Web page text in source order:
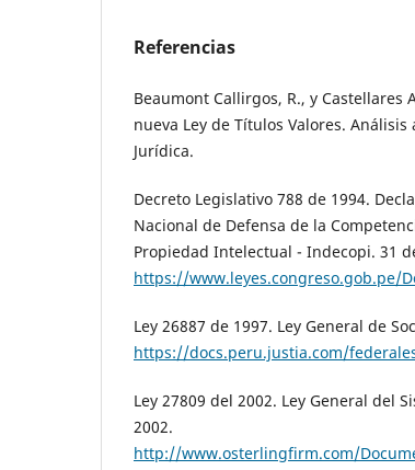
Referencias
Beaumont Callirgos, R., y Castellares
nueva Ley de Títulos Valores.
Jurídica.
Decreto Legislativo 788 de 1994.
Nacional de Defensa de la
Propiedad Intelectual - Indecopi. 31
https://www.leyes.congreso.gob.pe/
Ley 26887 de 1997. Ley General de
https://docs.peru.justia.com/
Ley 27809 del 2002. Ley General del
2002.
http://www.osterlingfirm.com/